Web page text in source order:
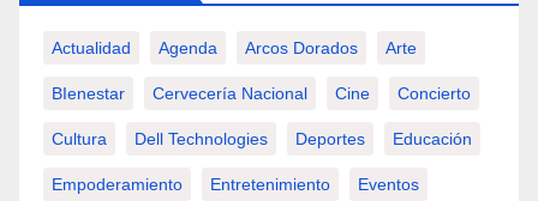
Actualidad Agenda Arcos Dorados Arte
BIenestar Cervecería Nacional Cine Concierto
Cultura Dell Technologies Deportes Educación
Empoderamiento Entretenimiento Eventos